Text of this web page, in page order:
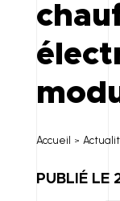
Accueil >
PUBLIÉ LE